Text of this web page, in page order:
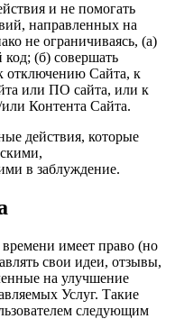
и не помогать
направленных на
не ограничиваясь, (а)
(б) совершать
отключению Сайта, к
или ПО сайта, или к
Контента Сайта.
действия, которые
в заблуждение.
имеет право (но
свои идеи, отзывы,
на улучшение
Услуг. Такие
следующим